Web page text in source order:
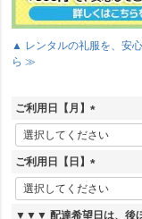
▲ レンタルの礼服を、安
ら ≫
ご利用日【月】
(
必
須
)
ご利用日【日】
(
必
須
▼▼▼ 配達希望日は、後